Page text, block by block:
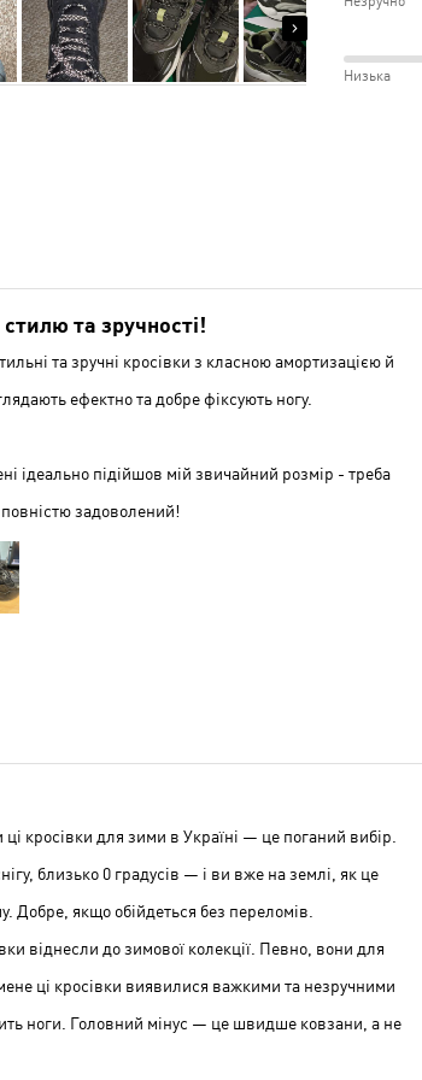
Відповідає
Вузько
Відмінно
89%
Незручно
84%
Низька
та зручності!
та зручні кросівки з класною амортизацією й
ефектно та добре фіксують ногу.
ідеально підійшов мій звичайний розмір - треба
задоволений!
кросівки для зими в Україні — це поганий вибір.
близько 0 градусів — і ви вже на землі, як це
Добре, якщо обійдеться без переломів.
віднесли до зимової колекції. Певно, вони для
ці кросівки виявилися важкими та незручними
ноги. Головний мінус — це швидше ковзани, а не